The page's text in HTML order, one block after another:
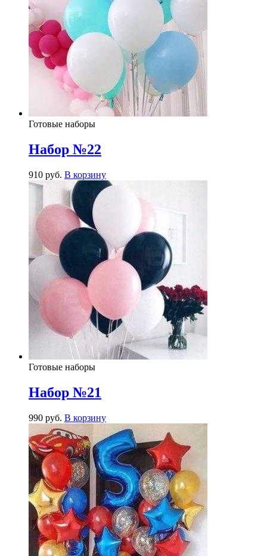
Готовые наборы
Набор №22
910 руб. В корзину
Готовые наборы
Набор №21
990 руб. В корзину